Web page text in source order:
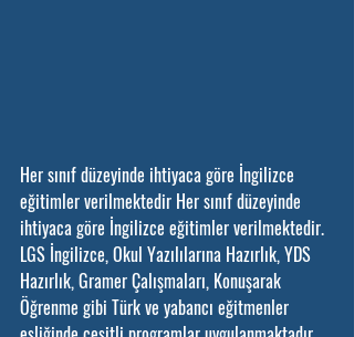
Her sınıf düzeyinde ihtiyaca göre İngilizce
eğitimler verilmektedir Her sınıf düzeyinde
ihtiyaca göre İngilizce eğitimler verilmektedir.
LGS İngilizce, Okul Yazılılarına Hazırlık, YDS
Hazırlık, Gramer Çalışmaları, Konuşarak
Öğrenme gibi Türk ve yabancı eğitmenler